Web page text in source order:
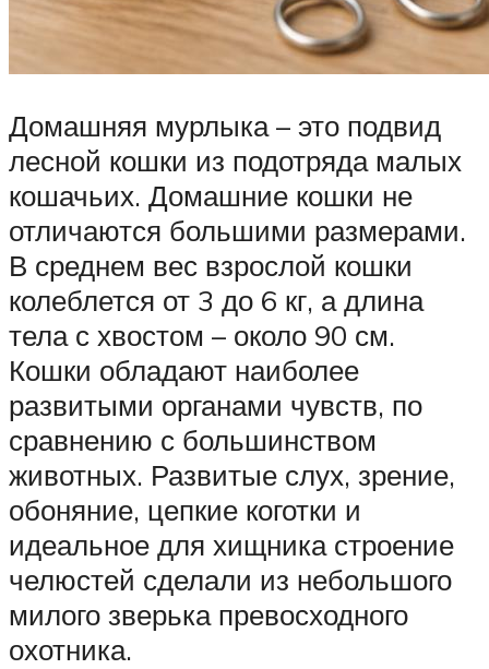
Домашняя мурлыка – это подвид
лесной кошки из подотряда малых
кошачьих. Домашние кошки не
отличаются большими размерами.
В среднем вес взрослой кошки
колеблется от 3 до 6 кг, а длина
тела с хвостом – около 90 см.
Кошки обладают наиболее
развитыми органами чувств, по
сравнению с большинством
животных. Развитые слух, зрение,
обоняние, цепкие коготки и
идеальное для хищника строение
челюстей сделали из небольшого
милого зверька превосходного
охотника.